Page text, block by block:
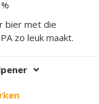
bier met die
zo leuk maakt.